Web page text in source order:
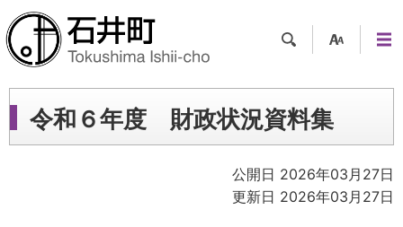
ツー
ル
ュー
令和６年度 財政状況資料集
公開日 2026年03月27日
更新日 2026年03月27日